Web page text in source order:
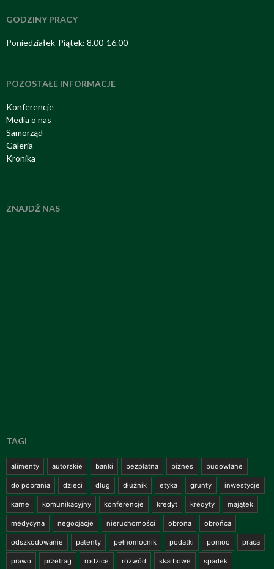
GODZINY PRACY
Poniedziałek-Piątek: 8.00-16.00
POZOSTAŁE INFORMACJE
Konferencje
Media o nas
Samorząd
Galeria
Kronika
ZNAJDŹ NAS
TAGI
alimenty autorskie banki bezpłatna biznes budowlane
do pobrania dzieci dług dłużnik etyka grunty inwestycje
karne komunikacyjny konferencje kredyt kredyty majątek
medycyna negocjacje nieruchomości obrona obrońca
odszkodowanie patenty pełnomocnik podatki pomoc praca
prawo przetrag rodzice rozwód skarbowe spadek